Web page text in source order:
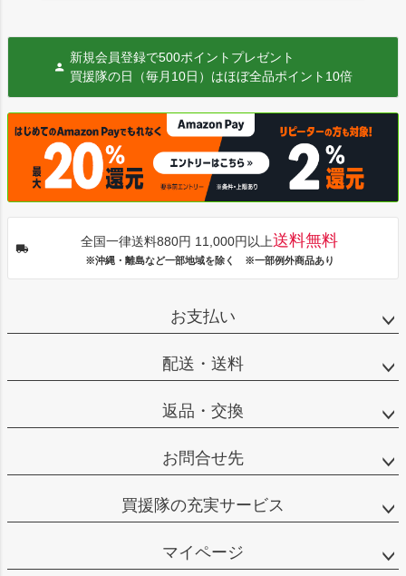
新規会員登録で500ポイントプレゼント
買援隊の日（毎月10日）はほぼ全品ポイント10倍
全国一律送料880円 11,000円以上送料無料
※沖縄・離島など一部地域を除く ※一部例外商品あり
お支払い
配送・送料
返品・交換
お問合せ先
買援隊の充実サービス
マイページ